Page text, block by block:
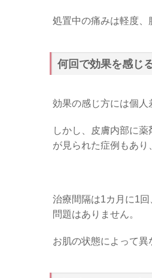
処置中の痛みは軽度、
何回で効果を感じ
効果の感じ方には個人
しかし、皮膚内部に
が見られた症例もあり
治療間隔は1カ月に1
問題はありません。
お肌の状態によって異